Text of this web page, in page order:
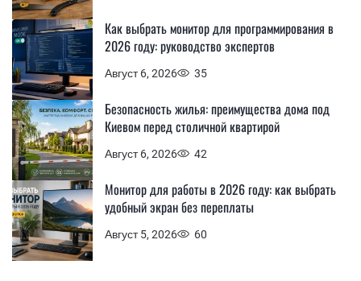
Август 6, 2026 35
Как выбрать монитор для программирования в
2026 году: руководство экспертов
Август 6, 2026 42
Безопасность жилья: преимущества дома под
Киевом перед столичной квартирой
Август 5, 2026 60
Монитор для работы в 2026 году: как выбрать
удобный экран без переплаты